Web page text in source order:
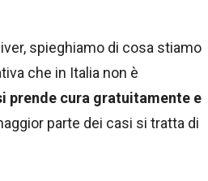
spieghiamo di cosa stiamo
che in Italia non è
prende cura gratuitamente e
parte dei casi si tratta di